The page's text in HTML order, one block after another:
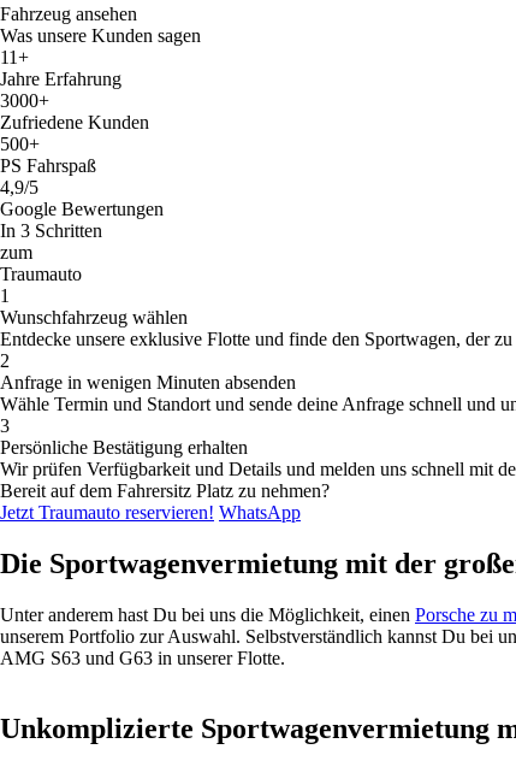
Fahrzeug ansehen
Was unsere Kunden sagen
11+
Jahre Erfahrung
3000+
Zufriedene Kunden
500+
PS Fahrspaß
4,9/5
Google Bewertungen
In 3 Schritten
zum
Traumauto
1
Wunschfahrzeug wählen
Entdecke unsere exklusive Flotte und finde den Sportwagen, der zu
2
Anfrage in wenigen Minuten absenden
Wähle Termin und Standort und sende deine Anfrage schnell und
3
Persönliche Bestätigung erhalten
Wir prüfen Verfügbarkeit und Details und melden uns schnell mit
Bereit auf dem Fahrersitz Platz zu nehmen?
Jetzt Traumauto reservieren! WhatsApp
Die Sportwagenvermietung mit der
Unter anderem hast Du bei uns die Möglichkeit, einen Porsche zu
unserem Portfolio zur Auswahl. Selbstverständlich kannst Du bei
AMG S63 und G63 in unserer Flotte.
Unkomplizierte Sportwagenvermietung